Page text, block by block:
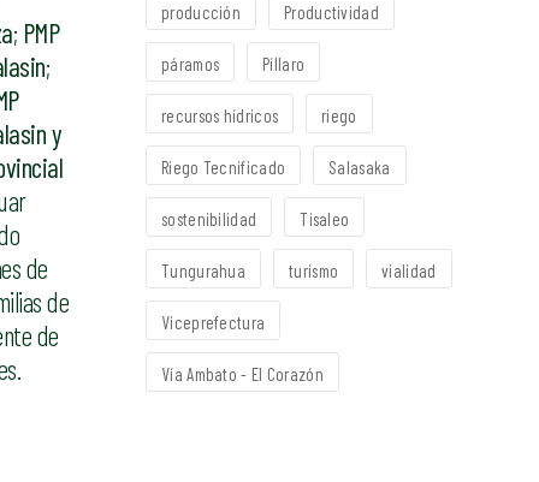
; PMP
;
y
de
de
de
producción Productividad
páramos Píllaro
recursos hídricos riego
Riego Tecnificado Salasaka
sostenibilidad Tisaleo
Tungurahua turismo vialidad
Viceprefectura
Vía Ambato - El Corazón